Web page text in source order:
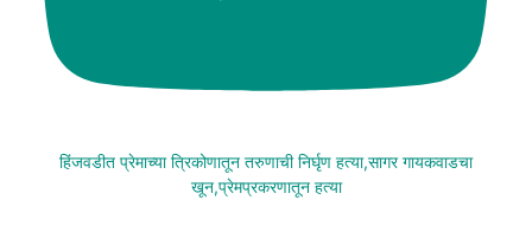
हिंजवडीत प्रेमाच्या त्रिकोणातून तरुणाची निर्घृण हत्या,सागर गायकवाडचा
खून,प्रेमप्रकरणातून हत्या